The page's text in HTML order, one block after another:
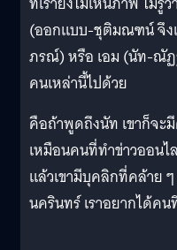
(ออกแบบ-ชุติมณฑน์ จึง
ภรณ์) หรือ เอม (นัท-ณั
คนเหล่านี้ไปด้วย
คือถ้าพูดถึงนัท เขาก็จะ
เหมือนคนที่ทำข่าวออนไ
แล้วเขามีบุคลิกที่คล้าย
นครินทร์ เราอยากได้ค